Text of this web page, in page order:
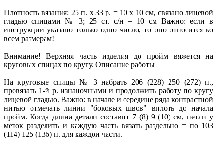
Плотность вязания: 25 п. х 33 р. = 10 х 10 см, связано лицевой
гладью спицами № 3; 25 ст. с/н = 10 см Важно: если в
инструкции указано только одно число, то оно относится ко
всем размерам!
Внимание! Верхняя часть изделия до пройм вяжется на
круговых спицах по кругу. Описание работы
На круговые спицы № 3 набрать 206 (228) 250 (272) п.,
провязать 1-й р. изнаночными и продолжить работу по кругу
лицевой гладью. Важно: в начале и середине ряда контрастной
нитью отмечать линии "боковых швов" вплоть до начала
пройм. Когда длина детали составит 7 (8) 9 (10) см, петли у
меток разделить и каждую часть вязать раздельно = по 103
(114) 125 (136) п. для каждой части.